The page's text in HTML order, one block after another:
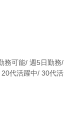
務可能/ 週5日勤務/
代活躍中/ 30代活